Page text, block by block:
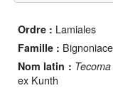
Ordre : Lamiales
Famille :
Nom latin :
ex Kunth